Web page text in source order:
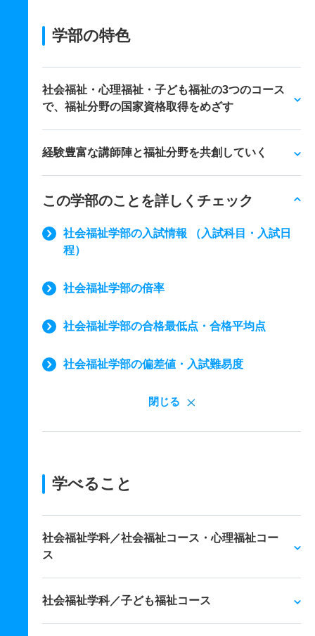
学部の特色
社会福祉・心理福祉・子ども福祉の3つのコース
で、福祉分野の国家資格取得をめざす
経験豊富な講師陣と福祉分野を共創していく
この学部のことを詳しくチェック
社会福祉学部の入試情報 （入試科目・入試日
程）
社会福祉学部の倍率
社会福祉学部の合格最低点・合格平均点
社会福祉学部の偏差値・入試難易度
閉じる
学べること
社会福祉学科／社会福祉コース・心理福祉コー
ス
社会福祉学科／子ども福祉コース